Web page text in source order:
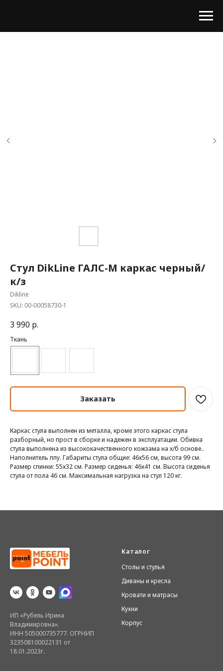
Стул DikLine ГАЛС-М каркас черный/
к/з
Dikline
SKU: 00-00058730-1
3 990 р.
Ткань
Заказать
Каркас стула выполнен из металла, кроме этого каркас стула
разборный, но прост в сборке и надежен в эксплуатации. Обивка
стула выполнена из высококачественного кожзама на х/б основе..
Наполнитель ппу. Габариты стула общие: 46х56 см, высота 99 см.
Размер спинки: 55х32 см. Размер сиденья: 46х41 см. Высота сиденья
стула от пола 46 см. Максимальная нагрузка на стул 120 кг.
ИП «Рубель Ирина
Владимировна».
ИНН 505000735777. ОГРНИП
323508100022131 от
18.01.2023г.
Каталог
Столы и стулья
Диваны и кресла
Кровати и матрасы
Кухни
Корпус